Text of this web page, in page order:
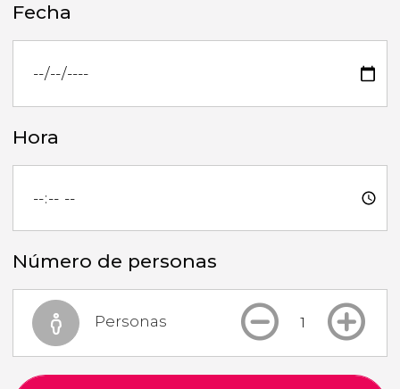
Fecha
Hora
Número de personas
Personas